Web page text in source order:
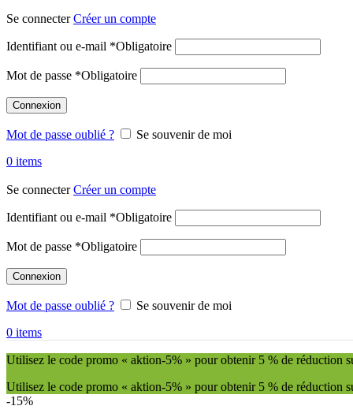
Se connecterCréer un compte
Identifiant ou e-mail *Obligatoire
Mot de passe *Obligatoire
Connexion
Mot de passe oublié ?
Se souvenir de moi
0 items
Se connecterCréer un compte
Identifiant ou e-mail *Obligatoire
Mot de passe *Obligatoire
Connexion
Mot de passe oublié ?
Se souvenir de moi
0 items
Utilisez le code promo « aktion-5% » pour obtenir 5 % de réduction
Utilisez le code promo « aktion-5% » pour obtenir 5 % de réduction
-15%